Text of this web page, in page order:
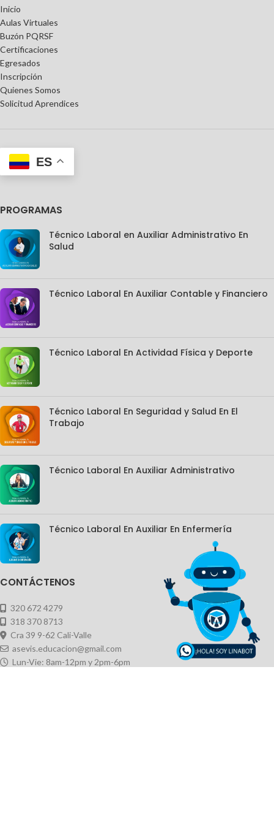
Inicio
Aulas Virtuales
Buzón PQRSF
Certificaciones
Egresados
Inscripción
Quienes Somos
Solicitud Aprendices
ES
PROGRAMAS
Técnico Laboral en Auxiliar Administrativo En
Salud
Técnico Laboral En Auxiliar Contable y Financiero
Técnico Laboral En Actividad Física y Deporte
Técnico Laboral En Seguridad y Salud En El
Trabajo
Técnico Laboral En Auxiliar Administrativo
Técnico Laboral En Auxiliar En Enfermería
CONTÁCTENOS
320 672 4279
318 370 8713
Cra 39 9-62 Cali-Valle
asevis.educacion@gmail.com
Lun-Vie: 8am-12pm y 2pm-6pm